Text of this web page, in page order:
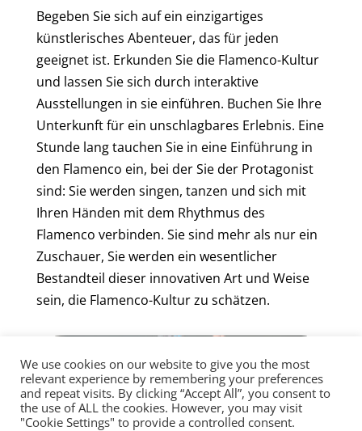
Begeben Sie sich auf ein einzigartiges
künstlerisches Abenteuer, das für jeden
geeignet ist. Erkunden Sie die Flamenco-Kultur
und lassen Sie sich durch interaktive
Ausstellungen in sie einführen. Buchen Sie Ihre
Unterkunft für ein unschlagbares Erlebnis. Eine
Stunde lang tauchen Sie in eine Einführung in
den Flamenco ein, bei der Sie der Protagonist
sind: Sie werden singen, tanzen und sich mit
Ihren Händen mit dem Rhythmus des
Flamenco verbinden. Sie sind mehr als nur ein
Zuschauer, Sie werden ein wesentlicher
Bestandteil dieser innovativen Art und Weise
sein, die Flamenco-Kultur zu schätzen.
We use cookies on our website to give you the most
relevant experience by remembering your preferences
and repeat visits. By clicking “Accept All”, you consent to
the use of ALL the cookies. However, you may visit
"Cookie Settings" to provide a controlled consent.